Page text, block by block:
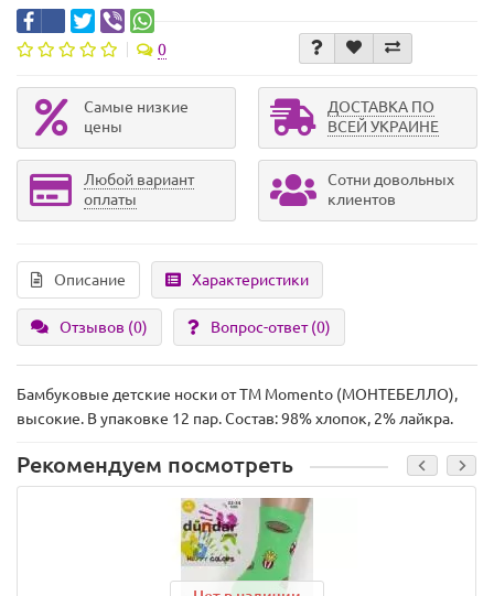
0
Самые низкие
цены
ДОСТАВКА ПО
ВСЕЙ УКРАИНЕ
Любой вариант
оплаты
Сотни довольных
клиентов
Описание Характеристики
Отзывов (0) Вопрос-ответ(0)
Бамбуковые детские носки от ТМ Momento (МОНТЕБЕЛЛО),
высокие. В упаковке 12 пар. Состав: 98% хлопок, 2% лайкра.
Рекомендуем посмотреть